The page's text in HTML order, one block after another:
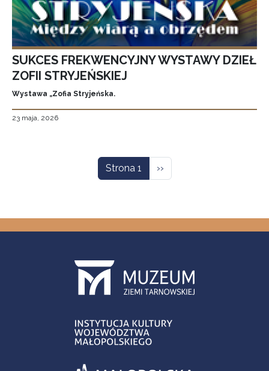
SUKCES FREKWENCYJNY WYSTAWY DZIEŁ
ZOFII STRYJEŃSKIEJ
Wystawa „Zofia Stryjeńska.
23 maja, 2026
Strona 1 Następna strona
››